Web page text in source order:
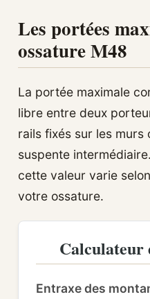
Les portées
ossature M48
La portée maximale
libre entre deux
rails fixés sur les murs
suspente
cette valeur varie
votre ossature.
Calculateur
Entraxe des